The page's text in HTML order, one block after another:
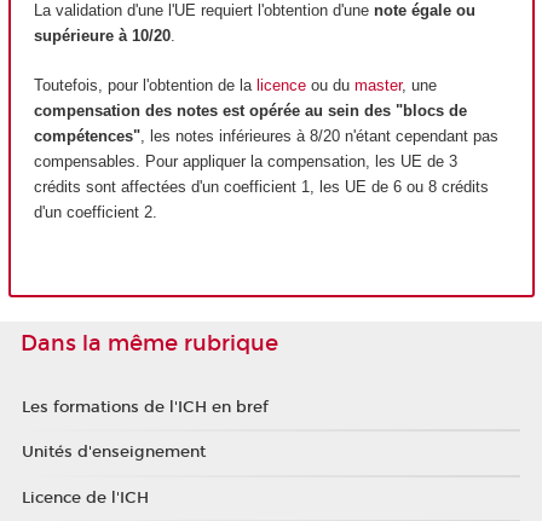
La validation d'une l'UE requiert l'obtention d'une note égale ou
supérieure à 10/20.
Toutefois, pour l'obtention de la licence ou du master, une
compensation des notes est opérée au sein des "blocs de
compétences" , les notes inférieures à 8/20 n'étant cependant pas
compensables. Pour appliquer la compensation, les UE de 3
crédits sont affectées d'un coefficient 1, les UE de 6 ou 8 crédits
d'un coefficient 2.
Dans la même rubrique
Les formations de l'ICH en bref
Unités d'enseignement
Licence de l'ICH